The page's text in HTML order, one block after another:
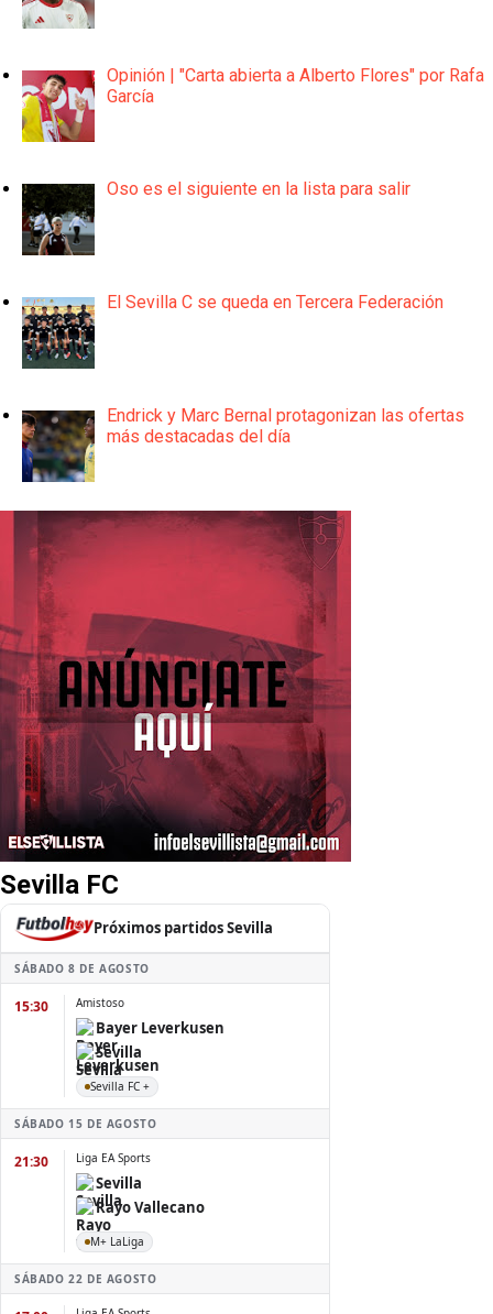
Opinión | "Carta abierta a Alberto Flores" por Rafa
García
Oso es el siguiente en la lista para salir
El Sevilla C se queda en Tercera Federación
Endrick y Marc Bernal protagonizan las ofertas
más destacadas del día
Sevilla FC